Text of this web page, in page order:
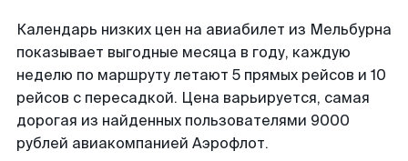
Календарь низких цен на авиабилет из Мельбурна
показывает выгодные месяца в году, каждую
неделю по маршруту летают 5 прямых рейсов и 10
рейсов с пересадкой. Цена варьируется, самая
дорогая из найденных пользователями 9000
рублей авиакомпанией Аэрофлот.